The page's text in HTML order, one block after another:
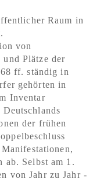
Raum in
von
und Plätze der
ff. ständig in
gehörten in
Inventar
der frühen
ab. Selbst am 1.
von Jahr zu Jahr -